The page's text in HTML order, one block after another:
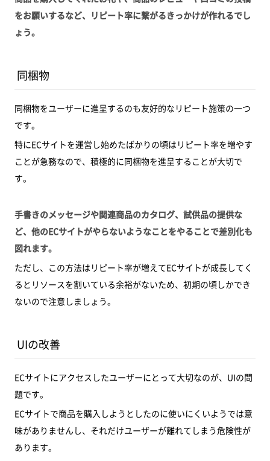
をお願いするなど、リピート率に繋がるきっかけが作れるでし
ょう。
同梱物
同梱物をユーザーに進呈するのも友好的なリピート施策の一つ
です。
特にECサイトを運営し始めたばかりの頃はリピート率を増やす
ことが急務なので、積極的に同梱物を進呈することが大切で
す。
手書きのメッセージや関連商品のカタログ、試供品の提供な
ど、他のECサイトがやらないようなことをやることで差別化も
図れます。
ただし、この方法はリピート率が増えてECサイトが成長してく
るとリソースを割いている余裕がないため、初期の頃しかでき
ないので注意しましょう。
UIの改善
ECサイトにアクセスしたユーザーにとって大切なのが、UIの問
題です。
ECサイトで商品を購入しようとしたのに使いにくいようでは意
味がありませんし、それだけユーザーが離れてしまう危険性が
あります。